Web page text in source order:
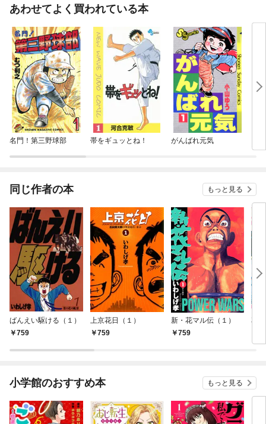
あわせてよく買われている本
名門！第三野球部 帯をギュッとね！ がんばれ元気
同じ作者の本 もっと見る
ばんえい駆ける（１）
759
上京花日（１）
759
新・花マル伝（１）
759
花
小学館のおすすめ本 もっと見る